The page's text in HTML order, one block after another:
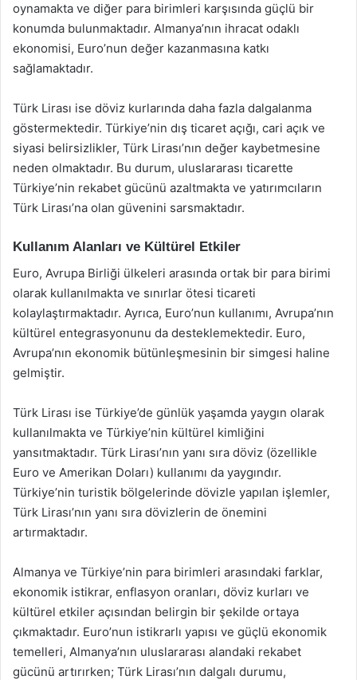
oynamakta ve diğer para birimleri karşısında güçlü bir
konumda bulunmaktadır. Almanya’nın ihracat odaklı
ekonomisi, Euro’nun değer kazanmasına katkı
sağlamaktadır.
Türk Lirası ise döviz kurlarında daha fazla dalgalanma
göstermektedir. Türkiye’nin dış ticaret açığı, cari açık ve
siyasi belirsizlikler, Türk Lirası’nın değer kaybetmesine
neden olmaktadır. Bu durum, uluslararası ticarette
Türkiye’nin rekabet gücünü azaltmakta ve yatırımcıların
Türk Lirası’na olan güvenini sarsmaktadır.
Kullanım Alanları ve Kültürel Etkiler
Euro, Avrupa Birliği ülkeleri arasında ortak bir para birimi
olarak kullanılmakta ve sınırlar ötesi ticareti
kolaylaştırmaktadır. Ayrıca, Euro’nun kullanımı, Avrupa’nın
kültürel entegrasyonunu da desteklemektedir. Euro,
Avrupa’nın ekonomik bütünleşmesinin bir simgesi haline
gelmiştir.
Türk Lirası ise Türkiye’de günlük yaşamda yaygın olarak
kullanılmakta ve Türkiye’nin kültürel kimliğini
yansıtmaktadır. Türk Lirası’nın yanı sıra döviz (özellikle
Euro ve Amerikan Doları) kullanımı da yaygındır.
Türkiye’nin turistik bölgelerinde dövizle yapılan işlemler,
Türk Lirası’nın yanı sıra dövizlerin de önemini
artırmaktadır.
Almanya ve Türkiye’nin para birimleri arasındaki farklar,
ekonomik istikrar, enflasyon oranları, döviz kurları ve
kültürel etkiler açısından belirgin bir şekilde ortaya
çıkmaktadır. Euro’nun istikrarlı yapısı ve güçlü ekonomik
temelleri, Almanya’nın uluslararası alandaki rekabet
gücünü artırırken; Türk Lirası’nın dalgalı durumu,